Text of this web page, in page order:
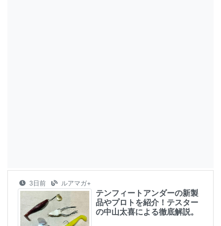
3日前 ルアマガ+
テンフィートアンダーの新製
品やプロトを紹介！テスター
の中山太喜による徹底解説。